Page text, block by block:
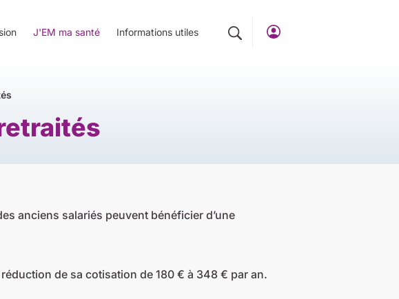
J'EM ma santé Informations utiles
anciens salariés peuvent bénéficier d’une
de sa cotisation de 180 € à 348 € par an.